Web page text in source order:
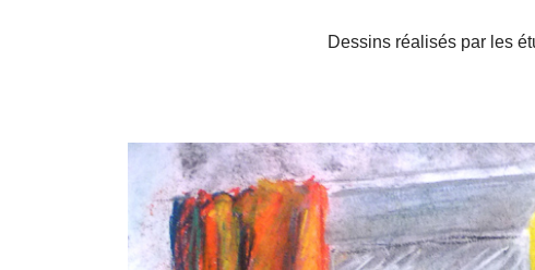
Dessins réalisés par les